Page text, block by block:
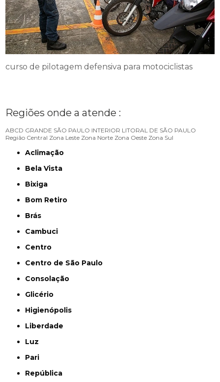
curso de pilotagem defensiva para motociclistas
Regiões onde a atende :
ABCD GRANDE SÃO PAULO INTERIOR LITORAL DE SÃO PAULO
Região Central Zona Leste Zona Norte Zona Oeste Zona Sul
Aclimação
Bela Vista
Bixiga
Bom Retiro
Brás
Cambuci
Centro
Centro de São Paulo
Consolação
Glicério
Higienópolis
Liberdade
Luz
Pari
República